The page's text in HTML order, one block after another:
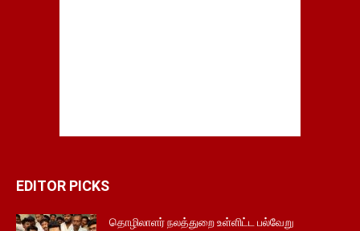
EDITOR PICKS
தொழிலாளர் நலத்துறை உள்ளிட்ட பல்வேறு